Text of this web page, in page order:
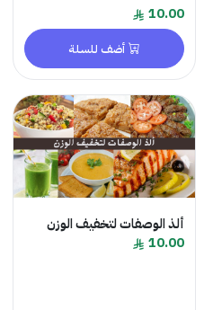
10.00
أضف للسلة
ألذ الوصفات لتخفيف الوزن
10.00